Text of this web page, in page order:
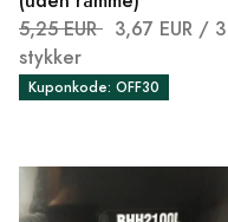
5,25 EUR 3,67 EUR / 3
stykker
Kuponkode: OFF30